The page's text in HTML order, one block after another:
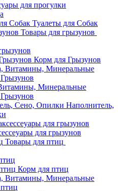
для прогулки
Туалеты для Собак
Товары для грызунов
Корм для Грызунов
Минеральные
Наполнитель,
для грызунов
Товары для птиц
Корм для птиц